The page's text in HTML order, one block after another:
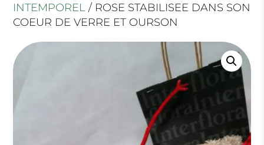
INTEMPOREL / ROSE STABILISEE DANS SON
COEUR DE VERRE ET OURSON